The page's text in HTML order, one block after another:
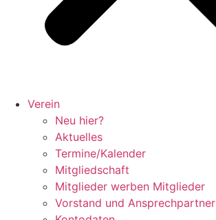
Verein
Neu hier?
Aktuelles
Termine/Kalender
Mitgliedschaft
Mitglieder werben Mitglieder
Vorstand und Ansprechpartner